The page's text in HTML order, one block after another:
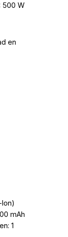
500 W
en
mAh
1